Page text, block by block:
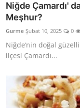
Niğde Çamardı'
Meşhur?
Gurme Şubat 10, 2025 0
Niğde’nin doğal
ilçesi Çamardı...